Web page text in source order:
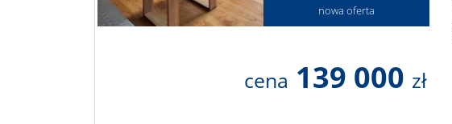
nowa oferta
cena 139 000 zł